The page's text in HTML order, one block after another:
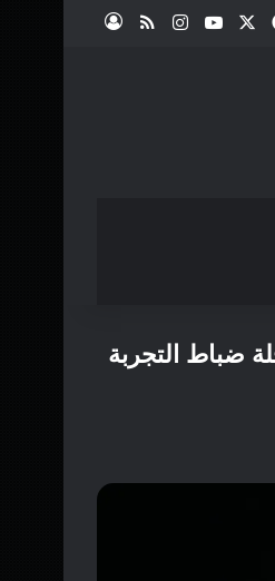
فيسبوك يوتيوبانستقرامملخص الموقع RSS
تسجيل الدخول
في رحلة ضباط التجربة